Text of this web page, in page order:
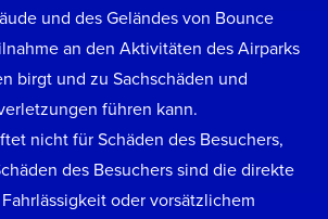
und des Geländes von Bounce
an den Aktivitäten des Airparks
birgt und zu Sachschäden und
führen kann.
nicht für Schäden des Besuchers,
des Besuchers sind die direkte
oder vorsätzlichem